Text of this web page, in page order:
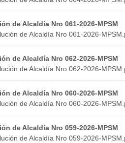
de Alcaldía Nro 061-2026-MPSM
de Alcaldía Nro 061-2026-
de Alcaldía Nro 062-2026-MPSM
de Alcaldía Nro 062-2026-
de Alcaldía Nro 060-2026-MPSM
de Alcaldía Nro 060-2026-
de Alcaldía Nro 059-2026-MPSM
de Alcaldía Nro 059-2026-